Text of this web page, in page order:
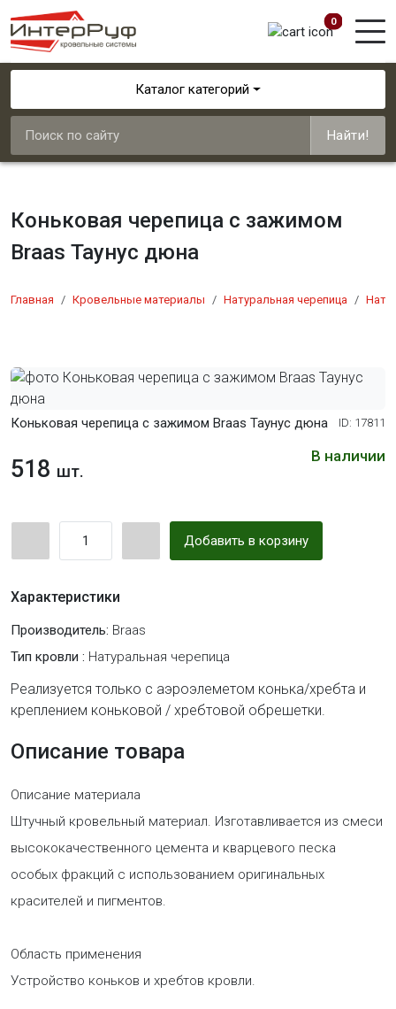
0
Каталог категорий
Найти!
Коньковая черепица с зажимом
Braas Таунус дюна
Главная Кровельные материалы Натуральная черепица
Коньковая черепица с зажимом Braas Таунус дюна ID: 17811
В наличии
518 шт.
Добавить в корзину
Характеристики
Производитель: Braas
Тип кровли : Натуральная черепица
Реализуется только с аэроэлеметом конька/хребта и
креплением коньковой / хребтовой обрешетки.
Описание товара
Описание материала
Штучный кровельный материал. Изготавливается из смеси
высококачественного цемента и кварцевого песка
особых фракций с использованием оригинальных
красителей и пигментов.
Область применения
Устройство коньков и хребтов кровли.